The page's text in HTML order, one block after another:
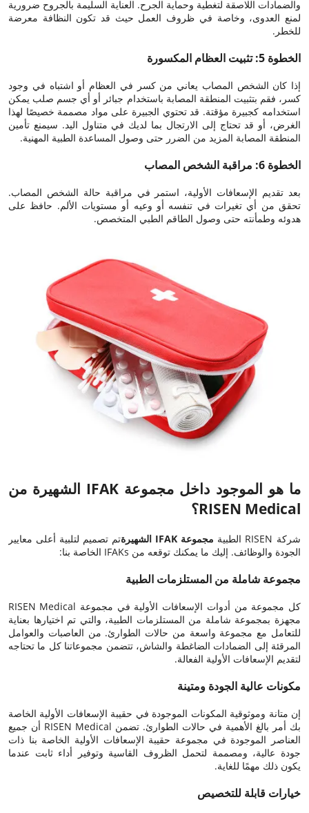
والضمادات اللاصقة لتغطية وحماية الجرح. العناية السليمة بالجروح ضرورية
لمنع العدوى، وخاصة في ظروف العمل حيث قد تكون النظافة معرضة
للخطر.
الخطوة 5: تثبيت العظام المكسورة
إذا كان الشخص المصاب يعاني من كسر في العظام أو اشتباه في وجود
كسر، فقم بتثبيت المنطقة المصابة باستخدام جبائر أو أي جسم صلب يمكن
استخدامه كجبيرة مؤقتة. قد تحتوي الجبيرة على مواد مصممة خصيصًا لهذا
الغرض، أو قد تحتاج إلى الارتجال بما لديك في متناول اليد. سيمنع تأمين
المنطقة المصابة المزيد من الضرر حتى وصول المساعدة الطبية المهنية.
الخطوة 6: مراقبة الشخص المصاب
بعد تقديم الإسعافات الأولية، استمر في مراقبة حالة الشخص المصاب.
تحقق من أي تغيرات في تنفسه أو وعيه أو مستويات الألم. حافظ على
هدوئه وطمأنته حتى وصول الطاقم الطبي المتخصص.
ما هو الموجود داخل مجموعة IFAK الشهيرة من
RISEN Medical؟
شركة RISEN الطبية مجموعة IFAK الشهيرة
تم تصميم لتلبية أعلى معايير
الجودة والوظائف. إليك ما يمكنك توقعه من IFAKs الخاصة بنا:
مجموعة شاملة من المستلزمات الطبية
كل مجموعة من أدوات الإسعافات الأولية في مجموعة RISEN Medical
مجهزة بمجموعة شاملة من المستلزمات الطبية، والتي تم اختيارها بعناية
للتعامل مع مجموعة واسعة من حالات الطوارئ. من العاصبات والعوامل
المرقئة إلى الضمادات الضاغطة والشاش، تتضمن مجموعاتنا كل ما تحتاجه
لتقديم الإسعافات الأولية الفعالة.
مكونات عالية الجودة ومتينة
إن متانة وموثوقية المكونات الموجودة في حقيبة الإسعافات الأولية الخاصة
بك أمر بالغ الأهمية في حالات الطوارئ. تضمن RISEN Medical أن جميع
العناصر الموجودة في مجموعة حقيبة الإسعافات الأولية الخاصة بنا ذات
جودة عالية، ومصممة لتحمل الظروف القاسية وتوفير أداء ثابت عندما
يكون ذلك مهمًا للغاية.
خيارات قابلة للتخصيص